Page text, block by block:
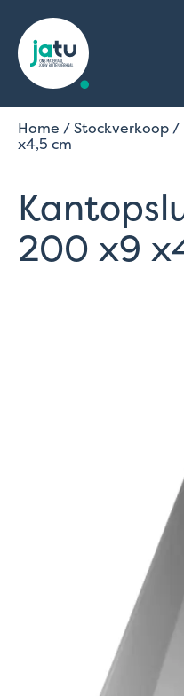
Home /Stockverkoop/
x4,5 cm
200 x9